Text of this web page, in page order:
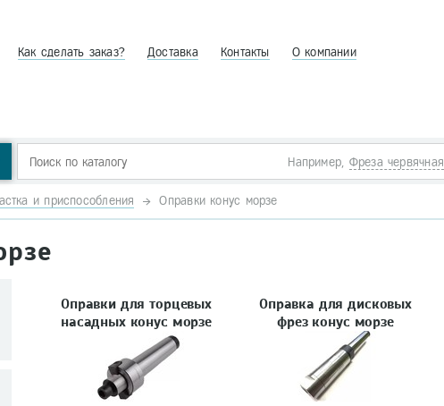
Как сделать заказ? Доставка Контакты О компании
Например, Фреза червячная
и приспособления Оправки конус морзе
Оправки для торцевых
насадных конус морзе
Оправка для дисковых
фрез конус морзе